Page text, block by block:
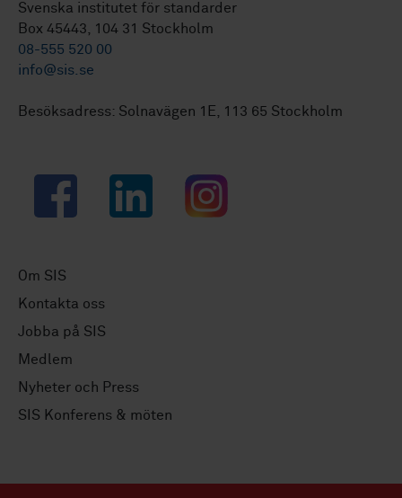
Svenska institutet för standarder
Box 45443, 104 31 Stockholm
08-555 520 00
info@sis.se
Besöksadress: Solnavägen 1E, 113 65 Stockholm
Facebook LinkedIn Instagram
Om SIS
Kontakta oss
Jobba på SIS
Medlem
Nyheter och Press
SIS Konferens & möten